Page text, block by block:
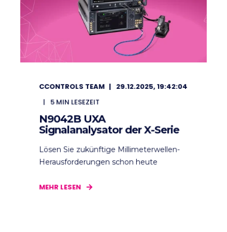
CCONTROLS TEAM 29.12.2025, 19:42:04
5MIN LESEZEIT
N9042B UXA
Signalanalysator der X-Serie
Lösen Sie zukünftige Millimeterwellen-
Herausforderungen schon heute
MEHR LESEN